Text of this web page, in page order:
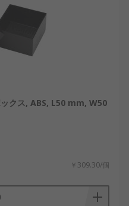
クス, ABS, L50 mm, W50
￥309.30/個